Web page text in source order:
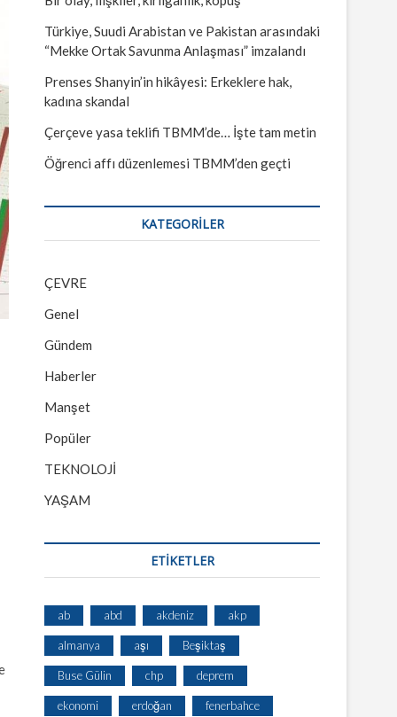
Türkiye, Suudi Arabistan ve Pakistan arasındaki
“Mekke Ortak Savunma Anlaşması” imzalandı
Prenses Shanyin’in hikâyesi: Erkeklere hak,
kadına skandal
Çerçeve yasa teklifi TBMM’de… İşte tam metin
Öğrenci affı düzenlemesi TBMM’den geçti
KATEGORILER
ÇEVRE
Genel
Gündem
Haberler
Manşet
Popüler
TEKNOLOJİ
YAŞAM
ETİKETLER
ab abd akdeniz akp
almanya aşı Beşiktaş
Buse Gülin chp deprem
ekonomi erdoğan fenerbahce